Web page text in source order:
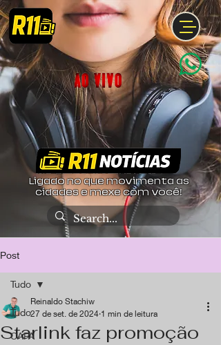
Ligado no que movimenta as
cidades e mexe com você!
Post
Tudo
CAPA
Tudo
Starlink faz promoção
Reinaldo Stachiw
27 de set. de 2024 1 min de leitura